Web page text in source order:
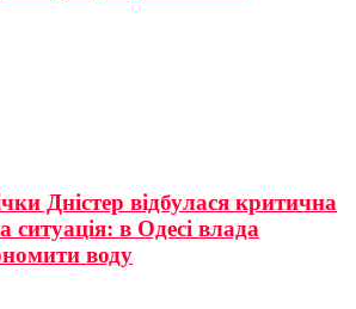
Дністер відбулася критична
ситуація: в Одесі влада
воду